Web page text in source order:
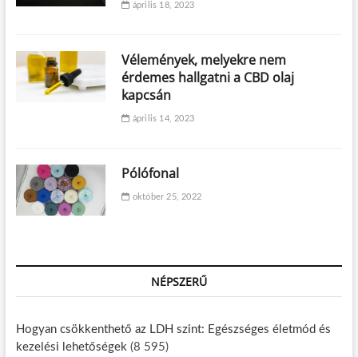
április 18, 2023
Vélemények, melyekre nem
érdemes hallgatni a CBD olaj
kapcsán
április 14, 2023
Pólófonal
október 25, 2022
NÉPSZERŰ
Hogyan csökkenthető az LDH szint: Egészséges életmód és
kezelési lehetőségek (8 595)